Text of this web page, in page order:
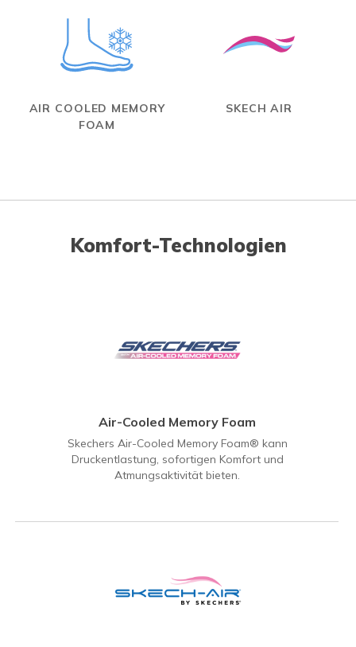
AIR COOLED MEMORY
FOAM
SKECH AIR
Komfort-Technologien
Air-Cooled Memory Foam
Skechers Air-Cooled Memory Foam® kann
Druckentlastung, sofortigen Komfort und
Atmungsaktivität bieten.